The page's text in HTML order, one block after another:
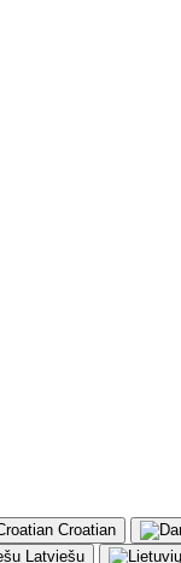
Croatian
Latviešu